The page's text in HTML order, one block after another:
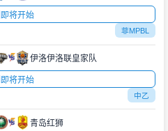
即将开始
菲MPBL
伊洛伊洛联皇家队
即将开始
中乙
青岛红狮